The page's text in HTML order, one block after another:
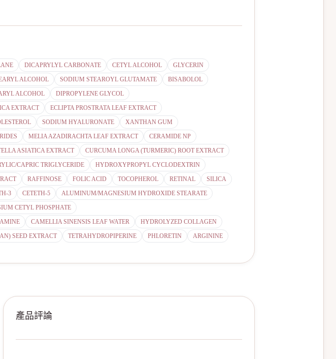
DICAPRYLYL CARBONATE CETYL ALCOHOL
GLYCERIN
ALCOHOL SODIUM STEAROYL GLUTAMATE
BISABOLOL
ALCOHOL
DIPROPYLENE GLYCOL
EXTRACT
ECLIPTA PROSTRATA LEAF EXTRACT
SODIUM HYALURONATE
XANTHAN GUM
MELIA AZADIRACHTA LEAF EXTRACT
CERAMIDE NP
ASIATICA EXTRACT
CURCUMA LONGA (TURMERIC) ROOT EXTRACT
CAPRIC TRIGLYCERIDE
HYDROXYPROPYL CYCLODEXTRIN
RAFFINOSE FOLIC ACID TOCOPHEROL RETINAL
SILICA
3 CETETH-5
ALUMINUM/MAGNESIUM HYDROXIDE STEARATE
CETYL PHOSPHATE
CAMELLIA SINENSIS LEAF WATER
HYDROLYZED COLLAGEN
SEED EXTRACT TETRAHYDROPIPERINE PHLORETIN ARGININE
產品評論